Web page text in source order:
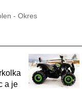
- Okres
a je